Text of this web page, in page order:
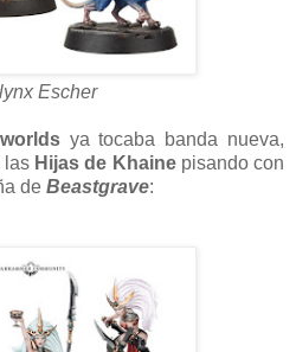
Escher
ya tocaba banda nueva,
las Hijas de Khainepisando con
de Beastgrave: